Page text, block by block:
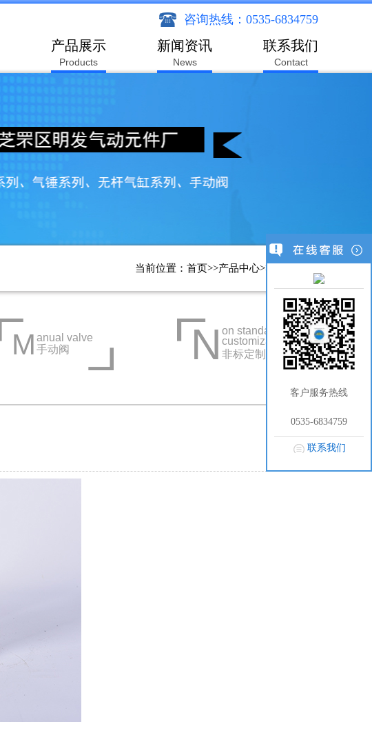
咨询热线：0535-6834759
产品展示
Products
新闻资讯
News
联系我们
Contact
当前位置： 首页>>产品中心>>
M anual valve
手动阀
N on standard
customization
非标定制系列
客户服务热线
0535-6834759
联系我们